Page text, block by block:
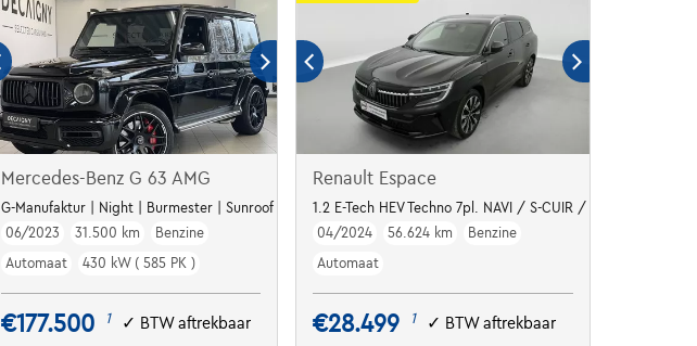
Mercedes-Benz G 63 AMG
G-Manufaktur | Night | Burmester | Sunroof | Massage | 22"
06/2023
31.500 km
Benzine
Automaat
430 kW ( 585 PK )
€177.500 1 ✓ BTW aftrekbaar
Renault Espace
1.2 E-Tech HEV Techno 7pl. NAVI / S-CUIR / FULL LED
04/2024
56.624 km
Benzine
Automaat
€28.499 1 ✓ BTW aftrekbaar